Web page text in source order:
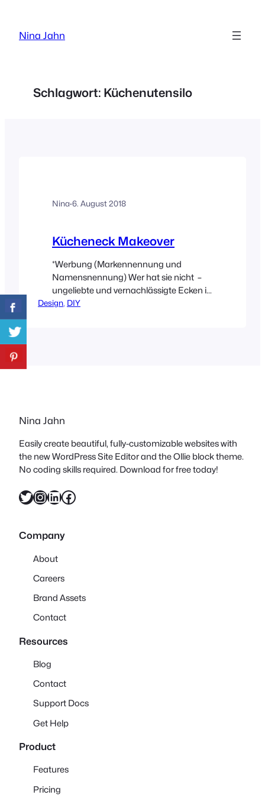
springen
Nina Jahn
Schlagwort: Küchenutensilo
Nina·6. August 2018
Kücheneck Makeover
*Werbung (Markennennung und
Namensnennung) Wer hat sie nicht –
ungeliebte und vernachlässigte Ecken in
den eigenen vier Wänden! Bei uns war
Design, DIY
Nina Jahn
Easily create beautiful, fully-customizable websites with
the new WordPress Site Editor and the Ollie block theme.
No coding skills required. Download for free today!
Twitter InstagramLinkedIn Facebook
Company
About
Careers
Brand Assets
Contact
Resources
Blog
Contact
Support Docs
Get Help
Product
Features
Pricing